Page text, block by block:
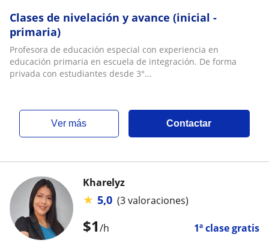
Clases de nivelación y avance (inicial -
primaria)
Profesora de educación especial con experiencia en
educación primaria en escuela de integración. De forma
privada con estudiantes desde 3°...
ver más Contactar
$1/h 1ª clase gratis
Kharelyz
★ 5,0 (3 valoraciones)